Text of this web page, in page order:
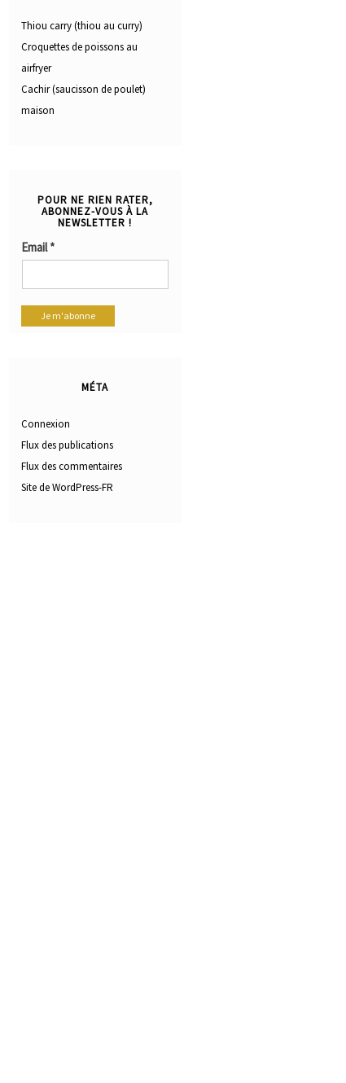
Thiou carry (thiou au curry)
Croquettes de poissons au
airfryer
Cachir (saucisson de poulet)
maison
POUR NE RIEN RATER,
ABONNEZ-VOUS À LA
NEWSLETTER !
Email*
MÉTA
Connexion
Flux des publications
Flux des commentaires
Site de WordPress-FR